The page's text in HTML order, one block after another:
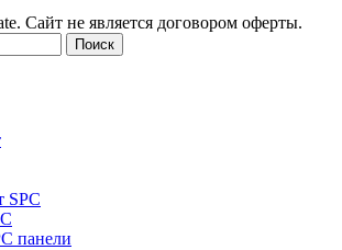
Сайт не является договором оферты.
Поиск
SPC
панели